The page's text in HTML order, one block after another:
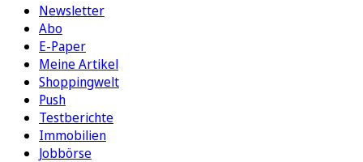
Newsletter
Abo
E-Paper
Meine Artikel
Shoppingwelt
Push
Testberichte
Immobilien
Jobbörse